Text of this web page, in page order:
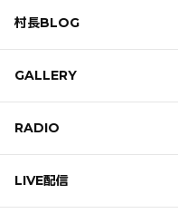
村長BLOG
GALLERY
RADIO
LIVE配信